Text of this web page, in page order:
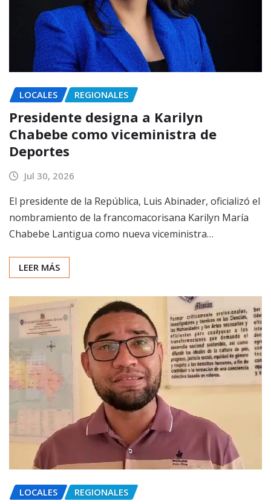
LOCALES REGIONALES
Presidente designa a Karilyn
Chabebe como viceministra de
Deportes
Jul 30, 2026
El presidente de la República, Luis Abinader, oficializó el
nombramiento de la francomacorisana Karilyn María
Chabebe Lantigua como nueva viceministra…
LEER MÁS
LOCALES REGIONALES